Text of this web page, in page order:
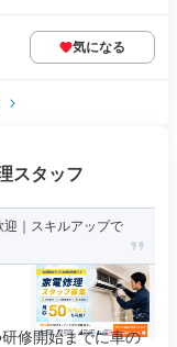
気になる
スタッフ
｜スキルアップで
修開始までに車の